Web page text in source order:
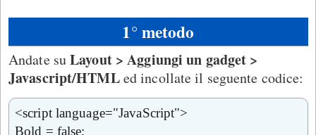
1° metodo
Andate suLayout > Aggiungi un gadget >
Javascript/HTMLed incollate il seguente codice:
<script language="JavaScript">
Bold = false;